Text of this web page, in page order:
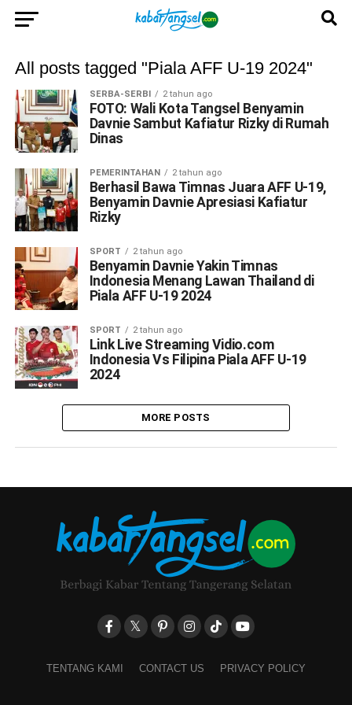
All posts tagged "Piala AFF U-19 2024"
SERBA-SERBI 2 tahun ago
FOTO: Wali Kota Tangsel Benyamin
Davnie Sambut Kafiatur Rizky di Rumah
Dinas
PEMERINTAHAN 2 tahun ago
Berhasil Bawa Timnas Juara AFF U-19,
Benyamin Davnie Apresiasi Kafiatur
Rizky
SPORT 2 tahun ago
Benyamin Davnie Yakin Timnas
Indonesia Menang Lawan Thailand di
Piala AFF U-19 2024
SPORT 2 tahun ago
Link Live Streaming Vidio.com
Indonesia Vs Filipina Piala AFF U-19
2024
MORE POSTS
TENTANG KAMI CONTACT US PRIVACY POLICY